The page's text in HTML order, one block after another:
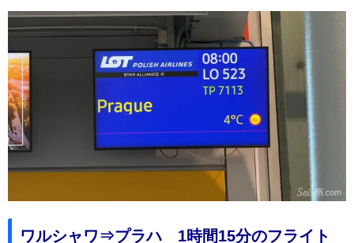
ワルシャワ⇒プラハ 1時間15分のフライト